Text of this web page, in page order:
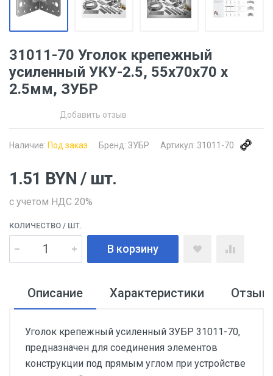
31011-70 Уголок крепежный
усиленный УКУ-2.5, 55х70х70 х
2.5мм, ЗУБР
Добавить отзыв
Наличие: Под заказ Бренд: ЗУБР Артикул: 31011-70
1.51 BYN / шт.
с учетом НДС 20%
КОЛИЧЕСТВО / ШТ.
В корзину
Описание Характеристики
Уголок крепежный усиленный ЗУБР 31011-70,
предназначен для соединения элементов
конструкции под прямым углом при устройстве